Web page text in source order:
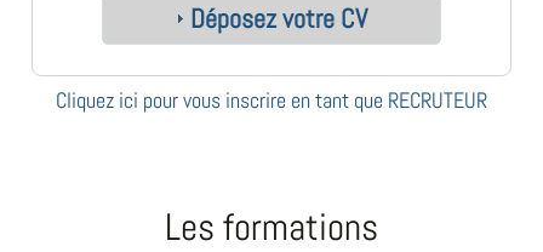
Déposez votre CV
Cliquez ici pour vous inscrire en tant que RECRUTEUR
Les formations